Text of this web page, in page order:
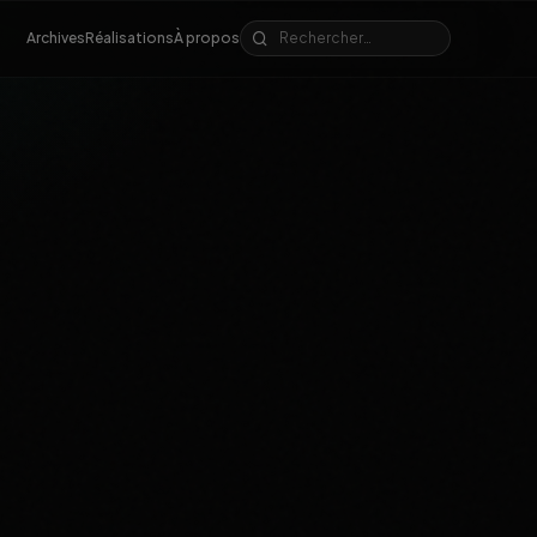
ArchivesRéalisationsÀ propos